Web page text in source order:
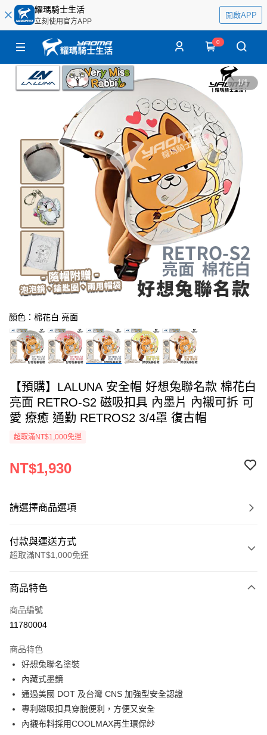
耀瑪騎士生活
立刻使用官方APP
開啟APP
0
1/1
顏色：棉花白 亮面
【預購】LALUNA 安全帽 好想兔聯名款 棉花白
亮面 RETRO-S2 磁吸扣具 內墨片 內襯可拆 可
愛 療癒 通勤 RETROS2 3/4罩 復古帽
超取滿NT$1,000免運
NT$1,930
請選擇商品選項
付款與運送方式
超取滿NT$1,000免運
信用卡一次付款
超商取貨付款
ATM付款
運送方式
全家取貨付款(安全帽一頂以上請選宅配)
每筆NT$60，滿NT$1,000(含以上)免運費
商品特色
商品編號
11780004
商品特色
好想兔聯名塗裝
內藏式墨鏡
通過美國 DOT 及台灣 CNS 加強型安全認證
專利磁吸扣具穿脫便利，方便又安全
內襯布料採用COOLMAX再生環保紗